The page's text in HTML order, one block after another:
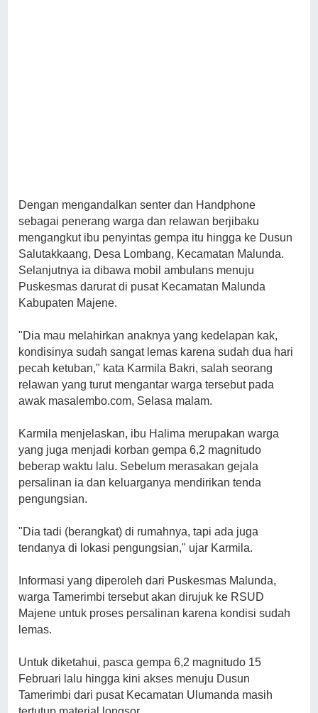
Dengan mengandalkan senter dan Handphone
sebagai penerang warga dan relawan berjibaku
mengangkut ibu penyintas gempa itu hingga ke Dusun
Salutakkaang, Desa Lombang, Kecamatan Malunda.
Selanjutnya ia dibawa mobil ambulans menuju
Puskesmas darurat di pusat Kecamatan Malunda
Kabupaten Majene.
"Dia mau melahirkan anaknya yang kedelapan kak,
kondisinya sudah sangat lemas karena sudah dua hari
pecah ketuban," kata Karmila Bakri, salah seorang
relawan yang turut mengantar warga tersebut pada
awak masalembo.com, Selasa malam.
Karmila menjelaskan, ibu Halima merupakan warga
yang juga menjadi korban gempa 6,2 magnitudo
beberap waktu lalu. Sebelum merasakan gejala
persalinan ia dan keluarganya mendirikan tenda
pengungsian.
"Dia tadi (berangkat) di rumahnya, tapi ada juga
tendanya di lokasi pengungsian," ujar Karmila.
Informasi yang diperoleh dari Puskesmas Malunda,
warga Tamerimbi tersebut akan dirujuk ke RSUD
Majene untuk proses persalinan karena kondisi sudah
lemas.
Untuk diketahui, pasca gempa 6,2 magnitudo 15
Februari lalu hingga kini akses menuju Dusun
Tamerimbi dari pusat Kecamatan Ulumanda masih